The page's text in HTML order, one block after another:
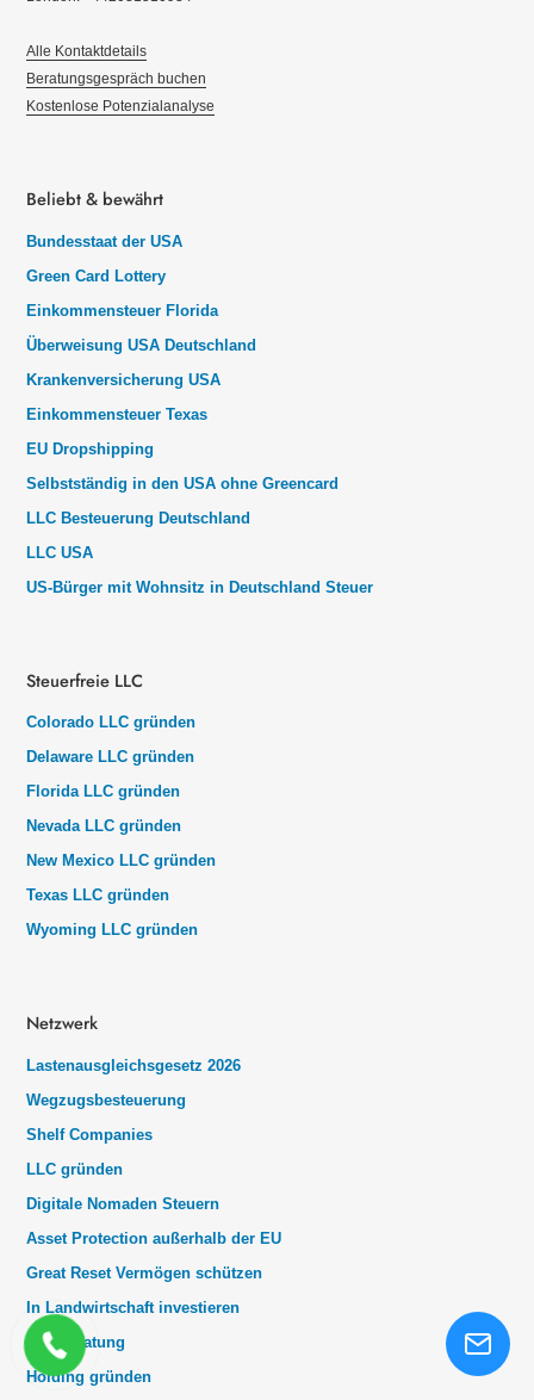
Alle Kontaktdetails
Beratungsgespräch buchen
Kostenlose Potenzialanalyse
Beliebt & bewährt
Bundesstaat der USA
Green Card Lottery
Einkommensteuer Florida
Überweisung USA Deutschland
Krankenversicherung USA
Einkommensteuer Texas
EU Dropshipping
Selbstständig in den USA ohne Greencard
LLC Besteuerung Deutschland
LLC USA
US-Bürger mit Wohnsitz in Deutschland Steuer
Steuerfreie LLC
Colorado LLC gründen
Delaware LLC gründen
Florida LLC gründen
Nevada LLC gründen
New Mexico LLC gründen
Texas LLC gründen
Wyoming LLC gründen
Netzwerk
Lastenausgleichsgesetz 2026
Wegzugsbesteuerung
Shelf Companies
LLC gründen
Digitale Nomaden Steuern
Asset Protection außerhalb der EU
Great Reset Vermögen schützen
In Landwirtschaft investieren
IPO Beratung
Holding gründen